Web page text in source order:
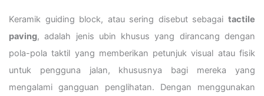
Keramik guiding block, atau sering disebut sebagai tactile
paving, adalah jenis ubin khusus yang dirancang dengan
pola-pola taktil yang memberikan petunjuk visual atau fisik
untuk pengguna jalan, khususnya bagi mereka yang
mengalami gangguan penglihatan. Dengan menggunakan